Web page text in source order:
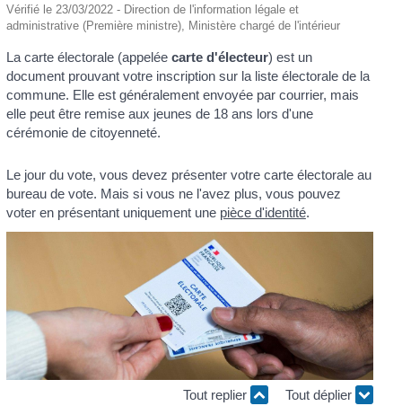
Vérifié le 23/03/2022 - Direction de l'information légale et
administrative (Première ministre), Ministère chargé de l'intérieur
La carte électorale (appelée carte d'électeur) est un
document prouvant votre inscription sur la liste électorale de la
commune. Elle est généralement envoyée par courrier, mais
elle peut être remise aux jeunes de 18 ans lors d'une
cérémonie de citoyenneté.
Le jour du vote, vous devez présenter votre carte électorale au
bureau de vote. Mais si vous ne l'avez plus, vous pouvez
voter en présentant uniquement une pièce d'identité.
Tout replier Tout déplier